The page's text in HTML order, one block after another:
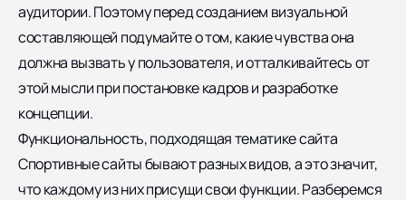
аудитории. Поэтому перед созданием визуальной
составляющей подумайте о том, какие чувства она
должна вызвать у пользователя, и отталкивайтесь от
этой мысли при постановке кадров и разработке
концепции.
Функциональность, подходящая тематике сайта
Спортивные сайты бывают разных видов, а это значит,
что каждому из них присущи свои функции. Разберемся